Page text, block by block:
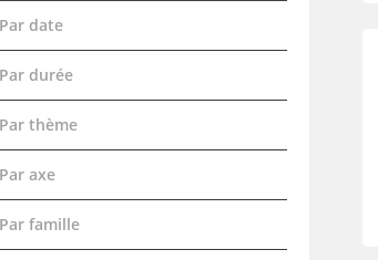
Par date
Par durée
Par thème
Par axe
Par famille